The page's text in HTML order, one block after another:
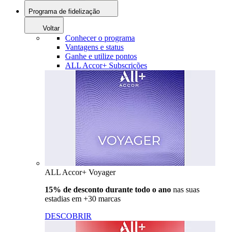
Programa de fidelização
Voltar
Conhecer o programa
Vantagens e status
Ganhe e utilize pontos
ALL Accor+ Subscrições
ALL Accor+ Voyager
15% de desconto durante todo o ano nas suas
estadias em +30 marcas
DESCOBRIR